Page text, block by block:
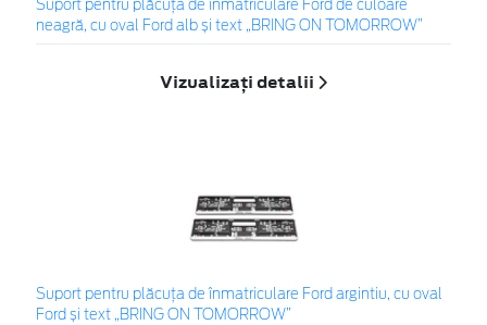
Suport pentru plăcuța de înmatriculare Ford de culoare
neagră, cu oval Ford alb și text „BRING ON TOMORROW”
Vizualizați detalii
Suport pentru plăcuța de înmatriculare Ford argintiu, cu oval
Ford și text „BRING ON TOMORROW”